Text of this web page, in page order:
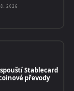
2026
Stablecard
převody